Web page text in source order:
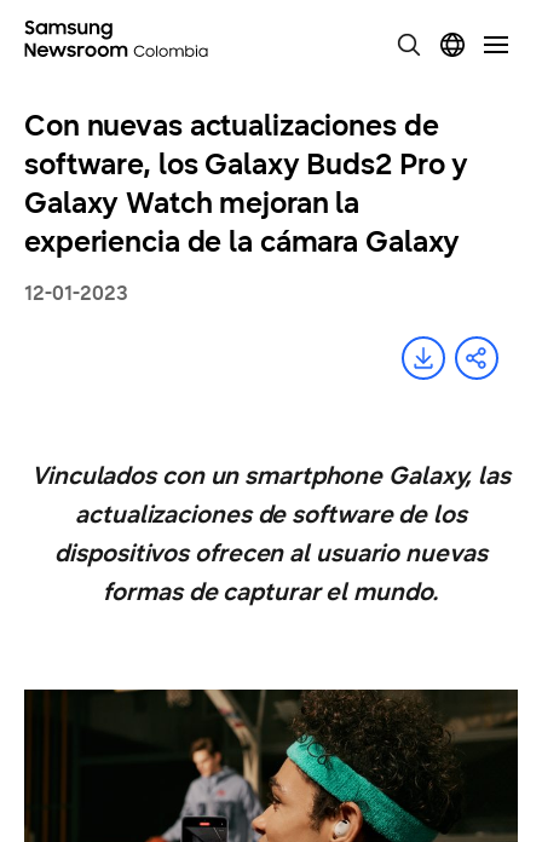
Con nuevas actualizaciones de
software, los Galaxy Buds2 Pro y
Galaxy Watch mejoran la
experiencia de la cámara Galaxy
12-01-2023
Vinculados con un smartphone Galaxy, las
actualizaciones de software de los
dispositivos ofrecen al usuario nuevas
formas de capturar el mundo.